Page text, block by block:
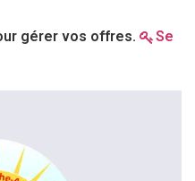
gérer vos offres.
Se